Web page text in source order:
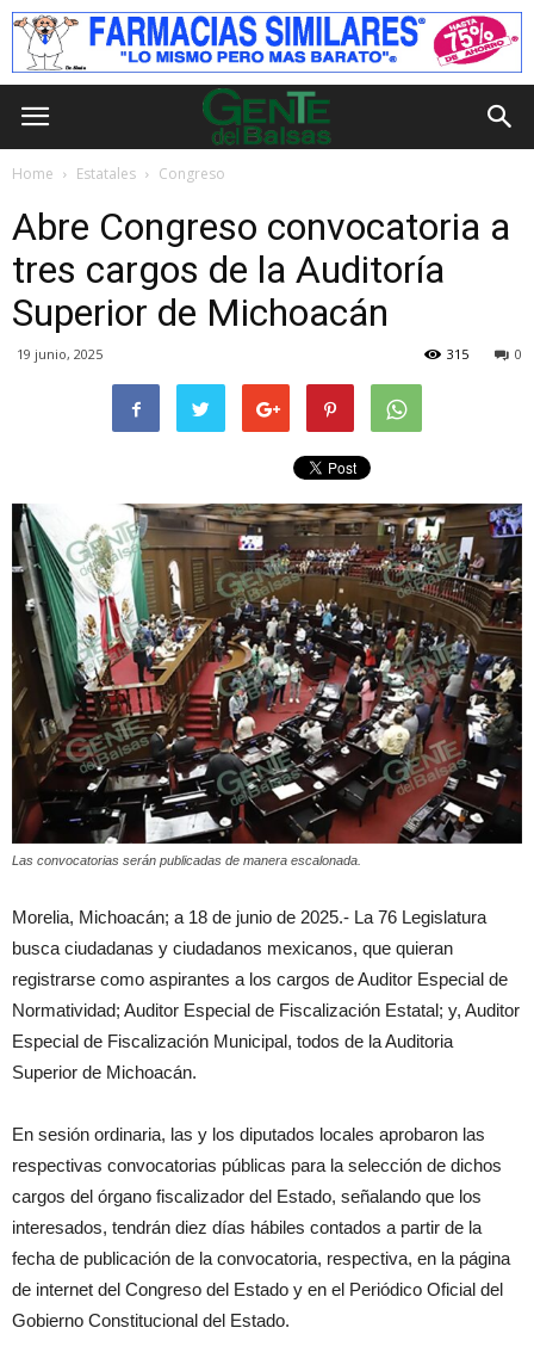
Home Estatales Congreso
Abre Congreso convocatoria a
tres cargos de la Auditoría
Superior de Michoacán
19 junio, 2025 0
315
Las convocatorias serán publicadas de manera escalonada.
Morelia, Michoacán; a 18 de junio de 2025.- La 76 Legislatura
busca ciudadanas y ciudadanos mexicanos, que quieran
registrarse como aspirantes a los cargos de Auditor Especial de
Normatividad; Auditor Especial de Fiscalización Estatal; y, Auditor
Especial de Fiscalización Municipal, todos de la Auditoria
Superior de Michoacán.
En sesión ordinaria, las y los diputados locales aprobaron las
respectivas convocatorias públicas para la selección de dichos
cargos del órgano fiscalizador del Estado, señalando que los
interesados, tendrán diez días hábiles contados a partir de la
fecha de publicación de la convocatoria, respectiva, en la página
de internet del Congreso del Estado y en el Periódico Oficial del
Gobierno Constitucional del Estado.